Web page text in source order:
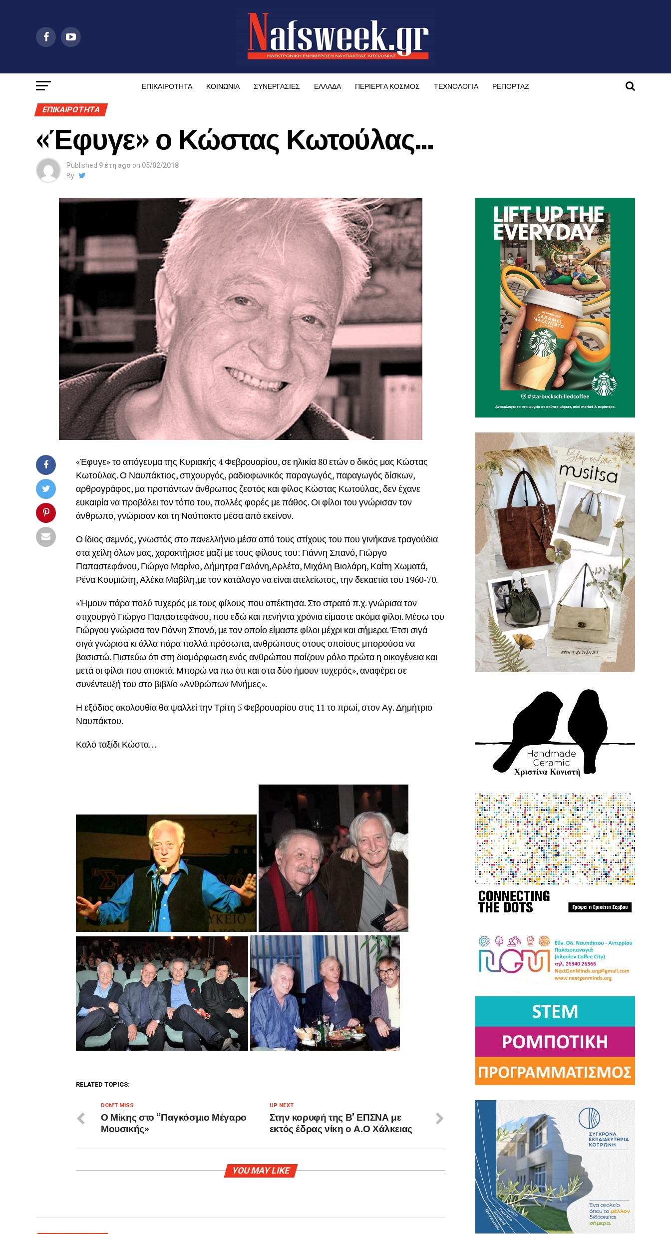
ΕΠΙΚΑΙΡΟΤΗΤΑ ΚΟΙΝΩΝΙΑ ΣΥΝΕΡΓΑΣΙΕΣ ΕΛΛΑΔΑ ΠΕΡΙΕΡΓΑ ΚΟΣΜΟΣ ΤΕΧΝΟΛΟΓΙΑ ΡΕΠΟΡΤΑΖ
ΕΠΙΚΑΙΡΟΤΗΤΑ
«Έφυγε» ο Κώστας Κωτούλας…
Published 9 έτη ago on 05/02/2018
By
«Έφυγε» το απόγευμα της Κυριακής 4 Φεβρουαρίου, σε ηλικία 80 ετών ο δικός μας Κώστας
Κωτούλας. Ο Ναυπάκτιος, στιχουργός, ραδιοφωνικός παραγωγός, παραγωγός δίσκων,
αρθρογράφος, μα προπάντων άνθρωπος ζεστός και φίλος Κώστας Κωτούλας, δεν έχανε
ευκαιρία να προβάλει τον τόπο του, πολλές φορές με πάθος. Οι φίλοι του γνώρισαν τον
άνθρωπο, γνώρισαν και τη Ναύπακτο μέσα από εκείνον.
Ο ίδιος σεμνός, γνωστός στο πανελλήνιο μέσα από τους στίχους του που γινήκανε τραγούδια
στα χείλη όλων μας, χαρακτήρισε μαζί με τους φίλους του: Γιάννη Σπανό, Γιώργο
Παπαστεφάνου, Γιώργο Μαρίνο, Δήμητρα Γαλάνη,Αρλέτα, Μιχάλη Βιολάρη, Καίτη Χωματά,
Ρένα Κουμιώτη, Αλέκα Μαβίλη,με τον κατάλογο να είναι ατελείωτος, την δεκαετία του 1960-70.
«Ήμουν πάρα πολύ τυχερός με τους φίλους που απέκτησα. Στο στρατό π.χ. γνώρισα τον
στιχουργό Γιώργο Παπαστεφάνου, που εδώ και πενήντα χρόνια είμαστε ακόμα φίλοι. Μέσω του
Γιώργου γνώρισα τον Γιάννη Σπανό, με τον οποίο είμαστε φίλοι μέχρι και σήμερα. Έτσι σιγά-
σιγά γνώρισα κι άλλα πάρα πολλά πρόσωπα, ανθρώπους στους οποίους μπορούσα να
βασιστώ. Πιστεύω ότι στη διαμόρφωση ενός ανθρώπου παίζουν ρόλο πρώτα η οικογένεια και
μετά οι φίλοι που αποκτά. Μπορώ να πω ότι και στα δύο ήμουν τυχερός», αναφέρει σε
συνέντευξή του στο βιβλίο «Ανθρώπων Μνήμες».
Η εξόδιος ακολουθία θα ψαλλεί την Τρίτη 5 Φεβρουαρίου στις 11 το πρωί, στον Αγ. Δημήτριο
Ναυπάκτου.
Καλό ταξίδι Κώστα…
RELATED TOPICS:
UP NEXT
Στην κορυφή της Β’ ΕΠΣΝΑ με
εκτός έδρας νίκη ο Α.Ο Χάλκειας
DON'T MISS
Ο Μίκης στο “Παγκόσμιο Μέγαρο
Μουσικής»
YOU MAY LIKE